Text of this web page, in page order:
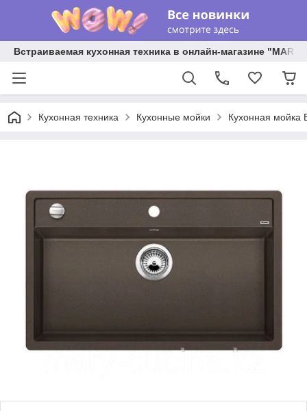
Встраиваемая кухонная техника в онлайн-магазине "MARY
Кухонная техника Кухонные мойки Кухонная мойка